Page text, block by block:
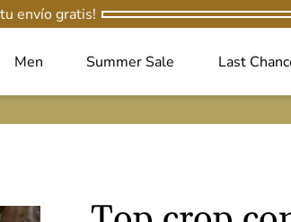
envío gratis!
Men Summer Sale Last